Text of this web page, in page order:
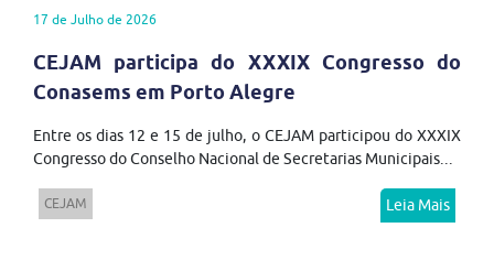
17 de Julho de 2026
CEJAM participa do XXXIX Congresso do
Conasems em Porto Alegre
Entre os dias 12 e 15 de julho, o CEJAM participou do XXXIX
Congresso do Conselho Nacional de Secretarias Municipais...
CEJAM Leia Mais